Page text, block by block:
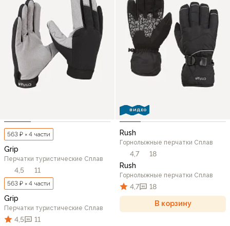
563 ₽ × 4 части
Grip
Перчатки туристические Сплав
4,5 11
563 ₽ × 4 части
Grip
Перчатки туристические Сплав
4,5 11
ВИДЕО
Rush
Горнолыжные перчатки Сплав
4,7
18
Rush
Горнолыжные перчатки Сплав
4,7 18
В корзину